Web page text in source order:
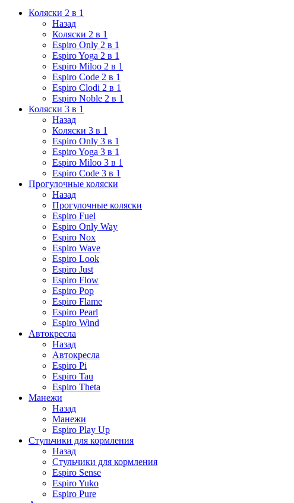
Коляски 2 в 1
Назад
Коляски 2 в 1
Espiro Only 2 в 1
Espiro Yoga 2 в 1
Espiro Miloo 2 в 1
Espiro Code 2 в 1
Espiro Clodi 2 в 1
Espiro Noble 2 в 1
Коляски 3 в 1
Назад
Коляски 3 в 1
Espiro Only 3 в 1
Espiro Yoga 3 в 1
Espiro Miloo 3 в 1
Espiro Code 3 в 1
Прогулочные коляски
Назад
Прогулочные коляски
Espiro Fuel
Espiro Only Way
Espiro Nox
Espiro Wave
Espiro Look
Espiro Just
Espiro Flow
Espiro Pop
Espiro Flame
Espiro Pearl
Espiro Wind
Автокресла
Назад
Автокресла
Espiro Pi
Espiro Tau
Espiro Theta
Манежи
Назад
Манежи
Espiro Play Up
Стульчики для кормления
Назад
Стульчики для кормления
Espiro Sense
Espiro Yuko
Espiro Pure